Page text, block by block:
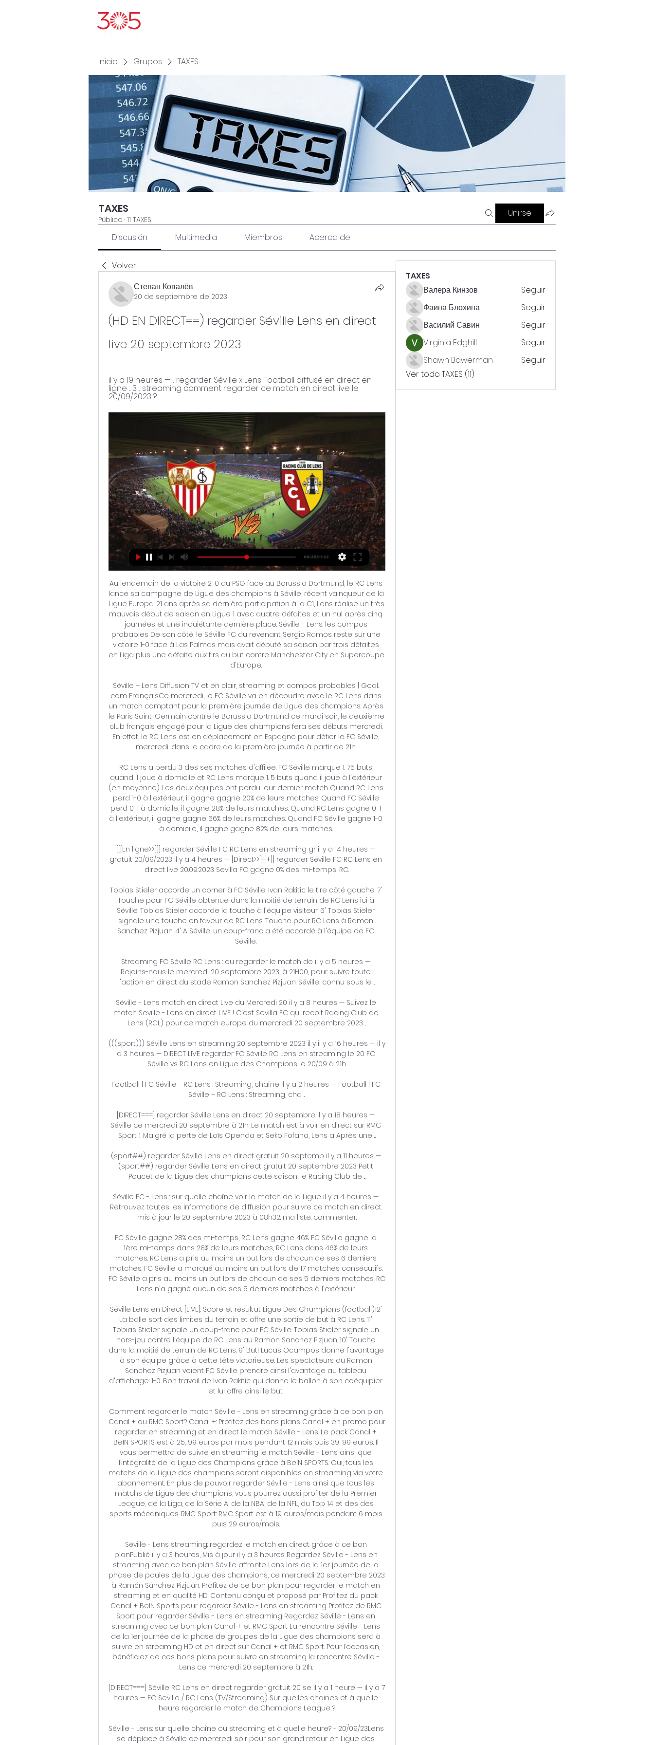
Inicio Grupos TAXES
TAXES
Público · 11 TAXES
Unirse
Discusión Multimedia Miembros Acerca de
Volver
Степан Ковалёв
20 de septiembre de 2023
(HD EN DIRECT==) regarder Séville Lens en direct
live 20 septembre 2023
il y a 19 heures — ... regarder Séville x Lens Football diffusé en direct en
ligne ... 3 ... streaming comment regarder ce match en direct live le
20/09/2023 ?
Au lendemain de la victoire 2-0 du PSG face au Borussia Dortmund, le RC Lens
lance sa campagne de Ligue des champions à Séville, récent vainqueur de la
Ligue Europa. 21 ans après sa dernière participation à la C1, Lens réalise un très
mauvais début de saison en Ligue 1 avec quatre défaites et un nul après cinq
journées et une inquiétante dernière place. Séville - Lens: les compos
probables De son côté, le Séville FC du revenant Sergio Ramos reste sur une
victoire 1-0 face à Las Palmas mais avait débuté sa saison par trois défaites
en Liga plus une défaite aux tirs au but contre Manchester City en Supercoupe
d'Europe.
Séville – Lens: Diffusion TV et en clair, streaming et compos probables | Goal.
com FrançaisCe mercredi, le FC Séville va en découdre avec le RC Lens dans
un match comptant pour la première journée de Ligue des champions. Après
le Paris Saint-Germain contre le Borussia Dortmund ce mardi soir, le deuxième
club français engagé pour la Ligue des champions fera ses débuts mercredi.
En effet, le RC Lens est en déplacement en Espagne pour défier le FC Séville,
mercredi, dans le cadre de la première journée à partir de 21h.
RC Lens a perdu 3 des ses matches d'affilée. FC Séville marque 1. 75 buts
quand il joue à domicile et RC Lens marque 1. 5 buts quand il joue à l'extérieur
(en moyenne). Les deux équipes ont perdu leur dernier match Quand RC Lens
perd 1-0 à l'extérieur, il gagne gagne 20% de leurs matches. Quand FC Séville
perd 0-1 à domicile, il gagne 28% de leurs matches. Quand RC Lens gagne 0-1
à l'extérieur, il gagne gagne 66% de leurs matches. Quand FC Séville gagne 1-0
à domicile, il gagne gagne 82% de leurs matches.
[[[En ligne>>]]] regarder Séville FC RC Lens en streaming gr il y a 14 heures —
gratuit 20/09/2023 il y a 4 heures — [Direct>>]++]] regarder Séville FC RC Lens en
direct live 20.09.2023 Sevilla FC gagne 0% des mi-temps, RC.
Tobias Stieler accorde un corner à FC Séville. Ivan Rakitic le tire côté gauche. 7'
Touche pour FC Séville obtenue dans la moitié de terrain de RC Lens ici à
Séville. Tobias Stieler accorde la touche à l'équipe visiteur. 6' Tobias Stieler
signale une touche en faveur de RC Lens. Touche pour RC Lens à Ramon
Sanchez Pizjuan. 4' A Séville, un coup-franc a été accordé à l'équipe de FC
Séville.
Streaming FC Séville RC Lens : ou regarder le match de il y a 5 heures —
Rejoins-nous le mercredi 20 septembre 2023, à 21H00, pour suivre toute
l'action en direct du stade Ramon Sanchez Pizjuan. Séville, connu sous le ...
Séville - Lens match en direct Live du Mercredi 20 il y a 8 heures — Suivez le
match Seville - Lens en direct LIVE ! C'est Sevilla FC qui recoit Racing Club de
Lens (RCL) pour ce match europe du mercredi 20 septembre 2023 ...
(((sport))) Séville Lens en streaming 20 septembre 2023 il y il y a 16 heures — il y
a 3 heures — DIRECT LIVE regarder FC Séville RC Lens en streaming le 20 FC
Séville vs RC Lens en Ligue des Champions le 20/09 à 21h.
Football | FC Séville - RC Lens : Streaming, chaîne il y a 2 heures — Football | FC
Séville – RC Lens : Streaming, cha ...
[DIRECT===] regarder Séville Lens en direct 20 septembre il y a 18 heures —
Séville ce mercredi 20 septembre à 21h. Le match est à voir en direct sur RMC
Sport 1. Malgré la perte de Loïs Openda et Seko Fofana, Lens a Après une ...
(sport##) regarder Séville Lens en direct gratuit 20 septemb il y a 11 heures —
(sport##) regarder Séville Lens en direct gratuit 20 septembre 2023 Petit
Poucet de la Ligue des champions cette saison, le Racing Club de ...
Séville FC - Lens : sur quelle chaîne voir le match de la Ligue il y a 4 heures —
Retrouvez toutes les informations de diffusion pour suivre ce match en direct.
mis à jour le 20 septembre 2023 à 08h32. ma liste. commenter.
FC Séville gagne 28% des mi-temps, RC Lens gagne 46%. FC Séville gagne la
1ère mi-temps dans 28% de leurs matches, RC Lens dans 46% de leurs
matches. RC Lens a pris au moins un but lors de chacun de ses 6 derniers
matches. FC Séville a marqué au moins un but lors de 17 matches consécutifs.
FC Séville a pris au moins un but lors de chacun de ses 5 derniers matches. RC
Lens n'a gagné aucun de ses 5 derniers matches à l'extérieur.
Séville Lens en Direct [LIVE]: Score et résultat Ligue Des Champions (football)12'
La balle sort des limites du terrain et offre une sortie de but à RC Lens. 11'
Tobias Stieler signale un coup-franc pour FC Séville. Tobias Stieler signale un
hors-jeu contre l'équipe de RC Lens au Ramon Sanchez Pizjuan. 10' Touche
dans la moitié de terrain de RC Lens. 9' But! Lucas Ocampos donne l'avantage
à son équipe grâce à cette tête victorieuse. Les spectateurs du Ramon
Sanchez Pizjuan voient FC Séville prendre ainsi l'avantage au tableau
d'affichage: 1-0. Bon travail de Ivan Rakitic qui donne le ballon à son coéquipier
et lui offre ainsi le but.
Comment regarder le match Séville - Lens en streaming grâce à ce bon plan
Canal + ou RMC Sport? Canal +: Profitez des bons plans Canal + en promo pour
regarder en streaming et en direct le match Séville - Lens. Le pack Canal +
BeIN SPORTS est à 25, 99 euros par mois pendant 12 mois puis 39, 99 euros. Il
vous permettra de suivre en streaming le match Séville - Lens ainsi que
l’intégralité de la Ligue des Champions grâce à BeIN SPORTS. Oui, tous les
matchs de la Ligue des champions seront disponibles en streaming via votre
abonnement. En plus de pouvoir regarder Séville - Lens ainsi que tous les
matchs de Ligue des champions, vous pourrez aussi profiter de la Premier
League, de la Liga, de la Série A, de la NBA, de la NFL, du Top 14 et des des
sports mécaniques. RMC Sport: RMC Sport est à 19 euros/mois pendant 6 mois
puis 29 euros/mois.
Séville - Lens streaming: regardez le match en direct grâce à ce bon
planPublié il y a 3 heures, Mis à jour il y a 3 heures Regardez Séville - Lens en
streaming avec ce bon plan Séville affronte Lens lors de la 1er journée de la
phase de poules de la Ligue des champions, ce mercredi 20 septembre 2023
à Ramón Sánchez Pizjuán. Profitez de ce bon plan pour regarder le match en
streaming et en qualité HD. Contenu conçu et proposé par Profitez du pack
Canal + BeIN Sports pour regarder Séville - Lens en streaming Profitez de RMC
Sport pour regarder Séville - Lens en streaming Regardez Séville - Lens en
streaming avec ce bon plan Canal + et RMC Sport La rencontre Séville - Lens
de la 1er journée de la phase de groupes de la Ligue des champions sera à
suivre en streaming HD et en direct sur Canal + et RMC Sport. Pour l’occasion,
bénéficiez de ces bons plans pour suivre en streaming la rencontre Séville -
Lens ce mercredi 20 septembre à 21h.
[DIRECT===] Séville RC Lens en direct regarder gratuit 20 se il y a 1 heure — il y a 7
heures — FC Seville / RC Lens (TV/Streaming) Sur quelles chaines et à quelle
heure regarder le match de Champions League ?
Séville - Lens: sur quelle chaîne ou streaming et à quelle heure? - 20/09/23Lens
se déplace à Séville ce mercredi soir pour son grand retour en Ligue des
TAXES
Валера Кинзов
Seguir
Фаина Блохина
Seguir
Василий Савин
Seguir
Virginia Edghill
Seguir
Shawn Bawerman
Seguir
Ver todo TAXES (11)